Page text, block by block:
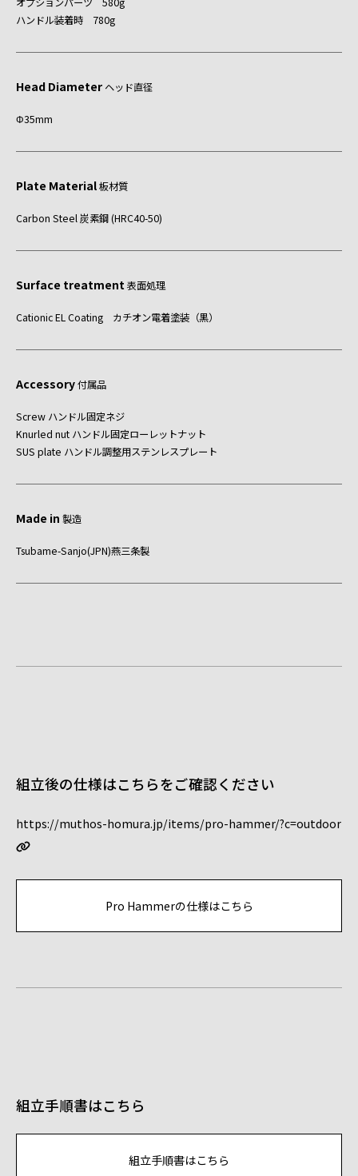
ハンドル装着時 780g
Head Diameter ヘッド直径
Φ35mm
Plate Material板材質
Carbon Steel 炭素鋼 (HRC40-50)
Surface treatment 表面処理
Cationic EL Coating カチオン電着塗装（黒）
Accessory付属品
Screw ハンドル固定ネジ
Knurled nut ハンドル固定ローレットナット
SUS plate ハンドル調整用ステンレスプレート
Made in 製造
Tsubame-Sanjo(JPN)燕三条製
組立後の仕様はこちらをご確認ください
https://muthos-homura.jp/items/pro-hammer/?c=outdoor
Pro Hammerの仕様はこちら
組立手順書はこちら
組立手順書はこちら